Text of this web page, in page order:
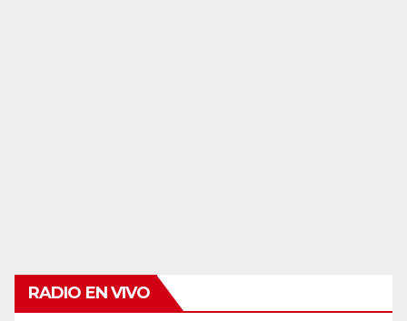
RADIO EN VIVO